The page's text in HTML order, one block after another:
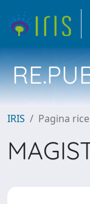
IRIS Pagina